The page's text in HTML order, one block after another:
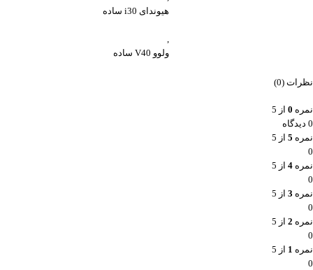
هیوندای i30 ساده
,
ولوو V40 ساده
نظرات (0)
نمره 0 از 5
0 دیدگاه
نمره 5 از 5
0
نمره 4 از 5
0
نمره 3 از 5
0
نمره 2 از 5
0
نمره 1 از 5
0